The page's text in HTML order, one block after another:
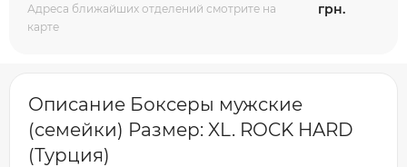
Адреса ближайших отделений смотрите на
карте
грн.
Описание Боксеры мужские
(семейки) Размер: XL. ROCK HARD
(Турция)